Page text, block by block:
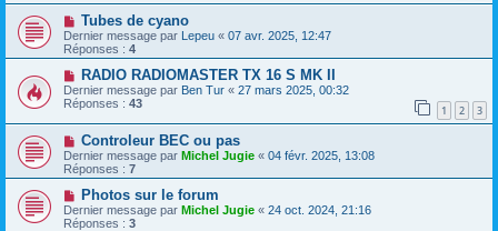
Tubes de cyano
Dernier message par Lepeu « 07 avr. 2025, 12:47
Réponses : 4
RADIO RADIOMASTER TX 16 S MK II
Dernier message par Ben Tur « 27 mars 2025, 00:32
Réponses : 43 1 2 3
Controleur BEC ou pas
Dernier message par Michel Jugie « 04 févr. 2025, 13:08
Réponses : 7
Photos sur le forum
Dernier message par Michel Jugie « 24 oct. 2024, 21:16
Réponses : 3